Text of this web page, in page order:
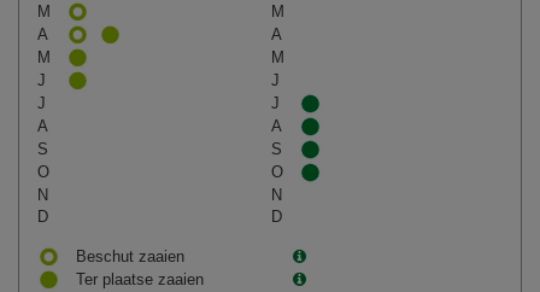
M
M
A
A
M
M
J
J
J
J
A
A
S
S
O
O
N
N
D
D
Beschut zaaien
Ter plaatse zaaien